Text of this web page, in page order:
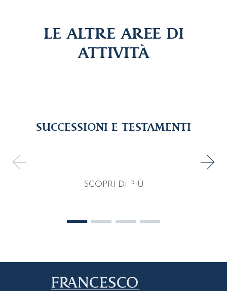
LE ALTRE AREE DI
ATTIVITÀ
SUCCESSIONI E TESTAMENTI
SCOPRI DI PIÙ